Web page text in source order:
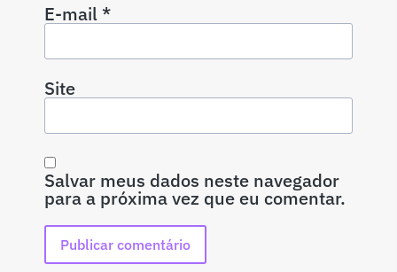
E-mail*
Site
Salvar meus dados neste navegador
para a próxima vez que eu comentar.